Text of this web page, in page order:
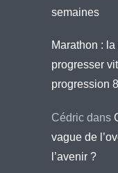
semaines
Marathon :
progresser
progression
Cédric dans
vague de
l’avenir ?